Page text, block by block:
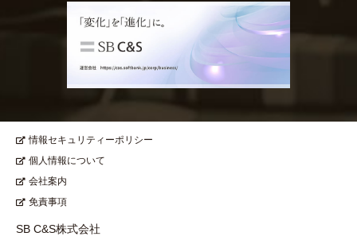
情報セキュリティーポリシー
個人情報について
会社案内
免責事項
SB C&S株式会社